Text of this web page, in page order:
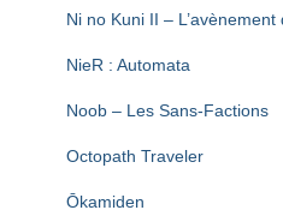
Ni no Kuni II –
NieR : Automata
Noob – Les Sans-Factions
Octopath Traveler
Ōkamiden